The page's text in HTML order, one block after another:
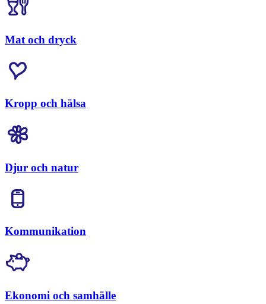
Mat och dryck
Kropp och hälsa
Djur och natur
Kommunikation
Ekonomi och samhälle